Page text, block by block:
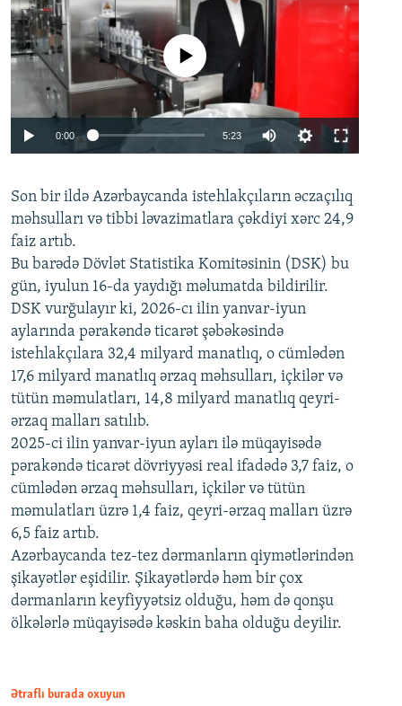
Auto 240p 360p 480p
720p 1080p
No media source currently available
0:00 5:23
360p
480p
720p
1080p
Son bir ildə Azərbaycanda istehlakçıların əczaçılıq
məhsulları və tibbi ləvazimatlara çəkdiyi xərc 24,9
faiz artıb.
Bu barədə Dövlət Statistika Komitəsinin (DSK) bu
gün, iyulun 16-da yaydığı məlumatda bildirilir.
DSK vurğulayır ki, 2026-cı ilin yanvar-iyun
aylarında pərakəndə ticarət şəbəkəsində
istehlakçılara 32,4 milyard manatlıq, o cümlədən
17,6 milyard manatlıq ərzaq məhsulları, içkilər və
tütün məmulatları, 14,8 milyard manatlıq qeyri-
ərzaq malları satılıb.
2025-ci ilin yanvar-iyun ayları ilə müqayisədə
pərakəndə ticarət dövriyyəsi real ifadədə 3,7 faiz, o
cümlədən ərzaq məhsulları, içkilər və tütün
məmulatları üzrə 1,4 faiz, qeyri-ərzaq malları üzrə
6,5 faiz artıb.
Azərbaycanda tez-tez dərmanların qiymətlərindən
şikayətlər eşidilir. Şikayətlərdə həm bir çox
dərmanların keyfiyyətsiz olduğu, həm də qonşu
ölkələrlə müqayisədə kəskin baha olduğu deyilir.
Ətraflı burada oxuyun